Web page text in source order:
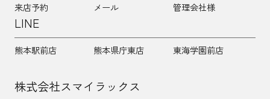
来店予約 メール 管理会社様
LINE
熊本駅前店 熊本県庁東店 東海学園前店
株式会社スマイラックス